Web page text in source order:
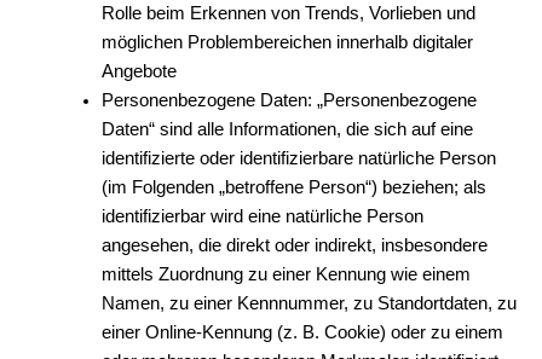
Rolle beim Erkennen von Trends, Vorlieben und
möglichen Problembereichen innerhalb digitaler
Angebote
Personenbezogene Daten: „Personenbezogene
Daten“ sind alle Informationen, die sich auf eine
identifizierte oder identifizierbare natürliche Person
(im Folgenden „betroffene Person“) beziehen; als
identifizierbar wird eine natürliche Person
angesehen, die direkt oder indirekt, insbesondere
mittels Zuordnung zu einer Kennung wie einem
Namen, zu einer Kennnummer, zu Standortdaten, zu
einer Online-Kennung (z. B. Cookie) oder zu einem